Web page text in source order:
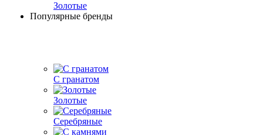
Золотые
Популярные бренды
С гранатом
Золотые
Серебряные